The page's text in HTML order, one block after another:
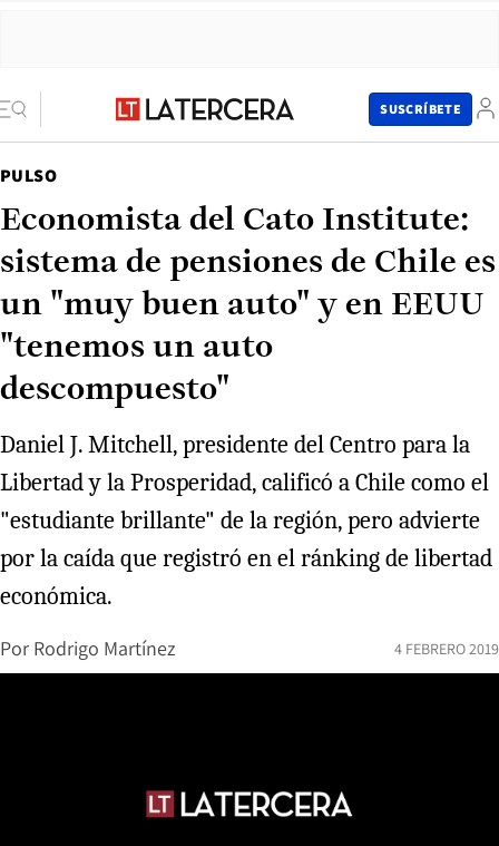
SUSCRÍBETE
PULSO
Economista del Cato Institute:
sistema de pensiones de Chile es
un "muy buen auto" y en EEUU
"tenemos un auto
descompuesto"
Daniel J. Mitchell, presidente del Centro para la
Libertad y la Prosperidad, calificó a Chile como el
"estudiante brillante" de la región, pero advierte
por la caída que registró en el ránking de libertad
económica.
Por Rodrigo Martínez 4 FEBRERO 2019